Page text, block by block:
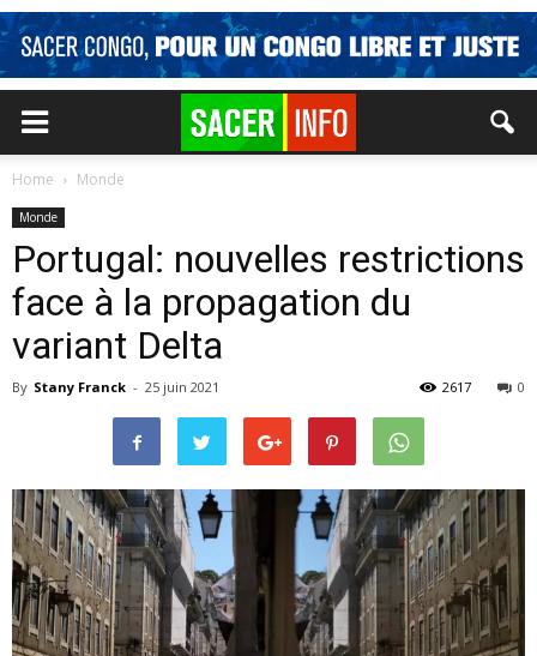
Home Monde
Monde
Portugal: nouvelles restrictions
face à la propagation du
variant Delta
By Stany Franck - 25 juin 2021 0
2617